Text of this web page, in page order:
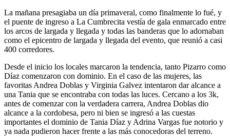
La mañana presagiaba un día primaveral, como finalmente lo fué, y
el puente de ingreso a La Cumbrecita vestía de gala enmarcado entre
los arcos de largada y llegada y todas las banderas que lo adornaban
como el epicentro de largada y llegada del evento, que reunió a casi
400 corredores.
Desde el inicio los locales marcaron la tendencia, tanto Pizarro como
Díaz comenzaron con dominio. En el caso de las mujeres, las
favoritas Andrea Doblas y Virginia Galvez intentaron dar alcance a
una Tania que se encontraba con todas las luces. Cercano a los 3k,
antes de comenzar con la verdadera carrera, Andrea Doblas dio
alcance a la cordobesa, pero ni bien se ingresó a las cuestas
importantes el dominio de Tania Díaz y Adrina Vargas fue notorio y
ya nada pudieron hacer frente a las más conocedoras del terreno.